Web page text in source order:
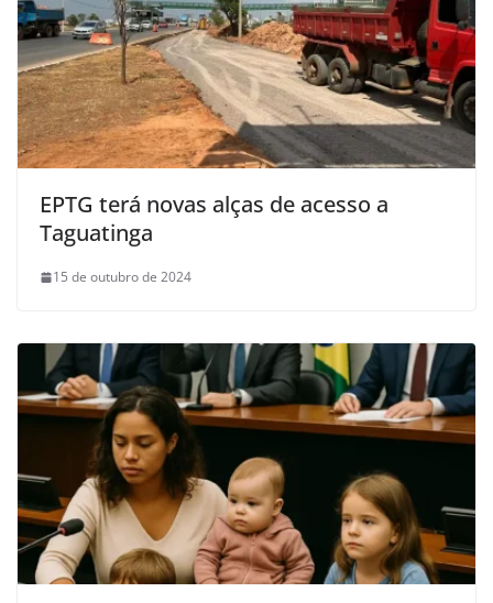
EPTG terá novas alças de acesso a
Taguatinga
15 de outubro de 2024